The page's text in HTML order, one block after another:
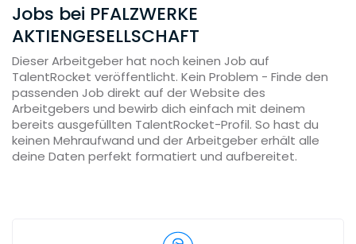
Jobs bei PFALZWERKE
AKTIENGESELLSCHAFT
Dieser Arbeitgeber hat noch keinen Job auf
TalentRocket veröffentlicht. Kein Problem - Finde den
passenden Job direkt auf der Website des
Arbeitgebers und bewirb dich einfach mit deinem
bereits ausgefüllten TalentRocket-Profil. So hast du
keinen Mehraufwand und der Arbeitgeber erhält alle
deine Daten perfekt formatiert und aufbereitet.